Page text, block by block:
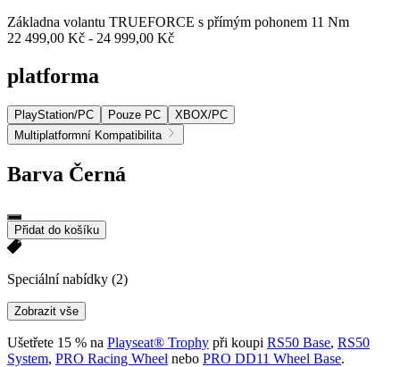
Základna volantu TRUEFORCE s přímým pohonem 11 Nm
22 499,00 Kč - 24 999,00 Kč
platforma
PlayStation/PC Pouze PC
XBOX/PC
Multiplatformní Kompatibilita
Barva Černá
Přidat do košíku
Speciální nabídky (2)
Zobrazit vše
Ušetřete 15 % na Playseat® Trophy při koupi RS50 Base, RS50
System, PRO Racing Wheel nebo PRO DD11 Wheel Base.